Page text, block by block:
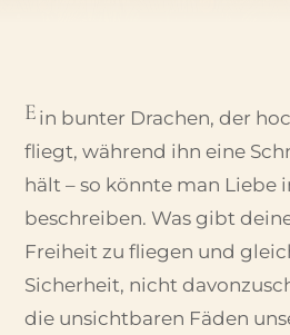
E in bunter Drachen, der
fliegt, während ihn eine
hält – so könnte man Liebe
beschreiben.Was gibt
Freiheit zu fliegen und
Sicherheit, nicht
die unsichtbaren Fäden